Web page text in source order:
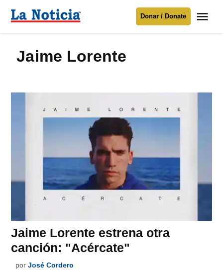
Para mantenerte informado necesitamos
contenido
Noticia
Donar / Donate
Jaime Lorente
Jaime Lorente estrena otra
canción: "Acércate"
por José Cordero